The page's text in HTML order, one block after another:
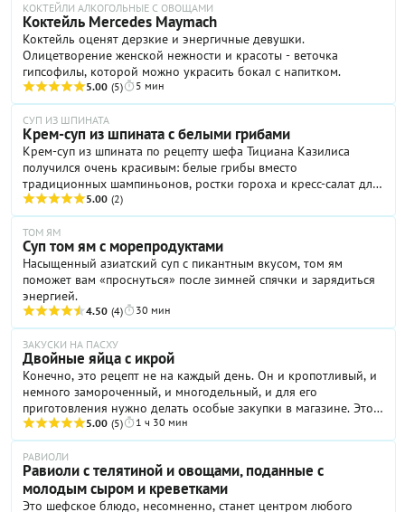
КОКТЕЙЛИ АЛКОГОЛЬНЫЕ С ОВОЩАМИ
Коктейль Mercedes Maymach
Коктейль оценят дерзкие и энергичные девушки.
Олицетворение женской нежности и красоты - веточка
гипсофилы, которой можно украсить бокал с напитком.
5.00 (5) 5 мин
СУП ИЗ ШПИНАТА
Крем-суп из шпината с белыми грибами
Крем-суп из шпината по рецепту шефа Тициана Казилиса
получился очень красивым: белые грибы вместо
традиционных шампиньонов, ростки гороха и кресс-салат для
украшения. На такой суп можно смело приглашать любимого
человека и делать ему предложение.
5.00 (2)
ТОМ ЯМ
Суп том ям с морепродуктами
Насыщенный азиатский суп с пикантным вкусом, том ям
поможет вам «проснуться» после зимней спячки и зарядиться
энергией.
4.50 (4) 30 мин
ЗАКУСКИ НА ПАСХУ
Двойные яйца с икрой
Конечно, это рецепт не на каждый день. Он и кропотливый, и
немного замороченный, и многодельный, и для его
приготовления нужно делать особые закупки в магазине. Это
настоящий шефский рецепт. Но! на самом деле, его можно
приготовить и дома, если постараться и иметь желание
приятно удивить своих близких и друзей.
5.00 (5) 1 ч 30 мин
РАВИОЛИ
Равиоли с телятиной и овощами, поданные с
молодым сыром и креветками
Это шефское блюдо, несомненно, станет центром любого